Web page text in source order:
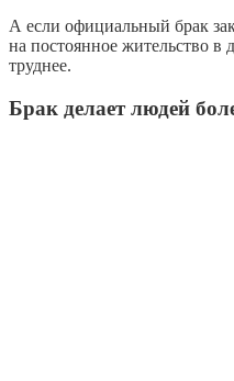
А если официальный брак
на постоянное жительство в
труднее.
Брак делает людей